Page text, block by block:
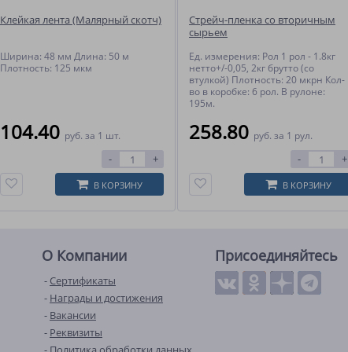
Клейкая лента (Малярный скотч)
Ширина: 48 мм Длина: 50 м
Плотность: 125 мкм
104.40 руб. за 1 шт.
- +
В КОРЗИНУ
Стрейч-пленка со вторичным
сырьем
Ед. измерения: Рол 1 рол - 1.8кг
нетто+/-0,05, 2кг брутто (со
втулкой) Плотность: 20 мкрн Кол-
во в коробке: 6 рол. В рулоне:
195м.
258.80 руб. за 1 рул.
- +
В КОРЗИНУ
О Компании
Сертификаты
Награды и достижения
Вакансии
Реквизиты
Присоединяйтесь